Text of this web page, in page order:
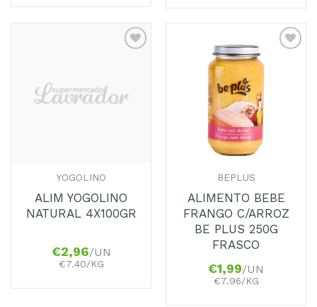
Favoritos
YOGOLINO
ALIM YOGOLINO
NATURAL 4X100GR
€2,96/UN
€7.40/KG
Adicionar
BEPLUS
ALIMENTO BEBE
FRANGO C/ARROZ
BE PLUS 250G
FRASCO
€1,99/UN
€7.96/KG